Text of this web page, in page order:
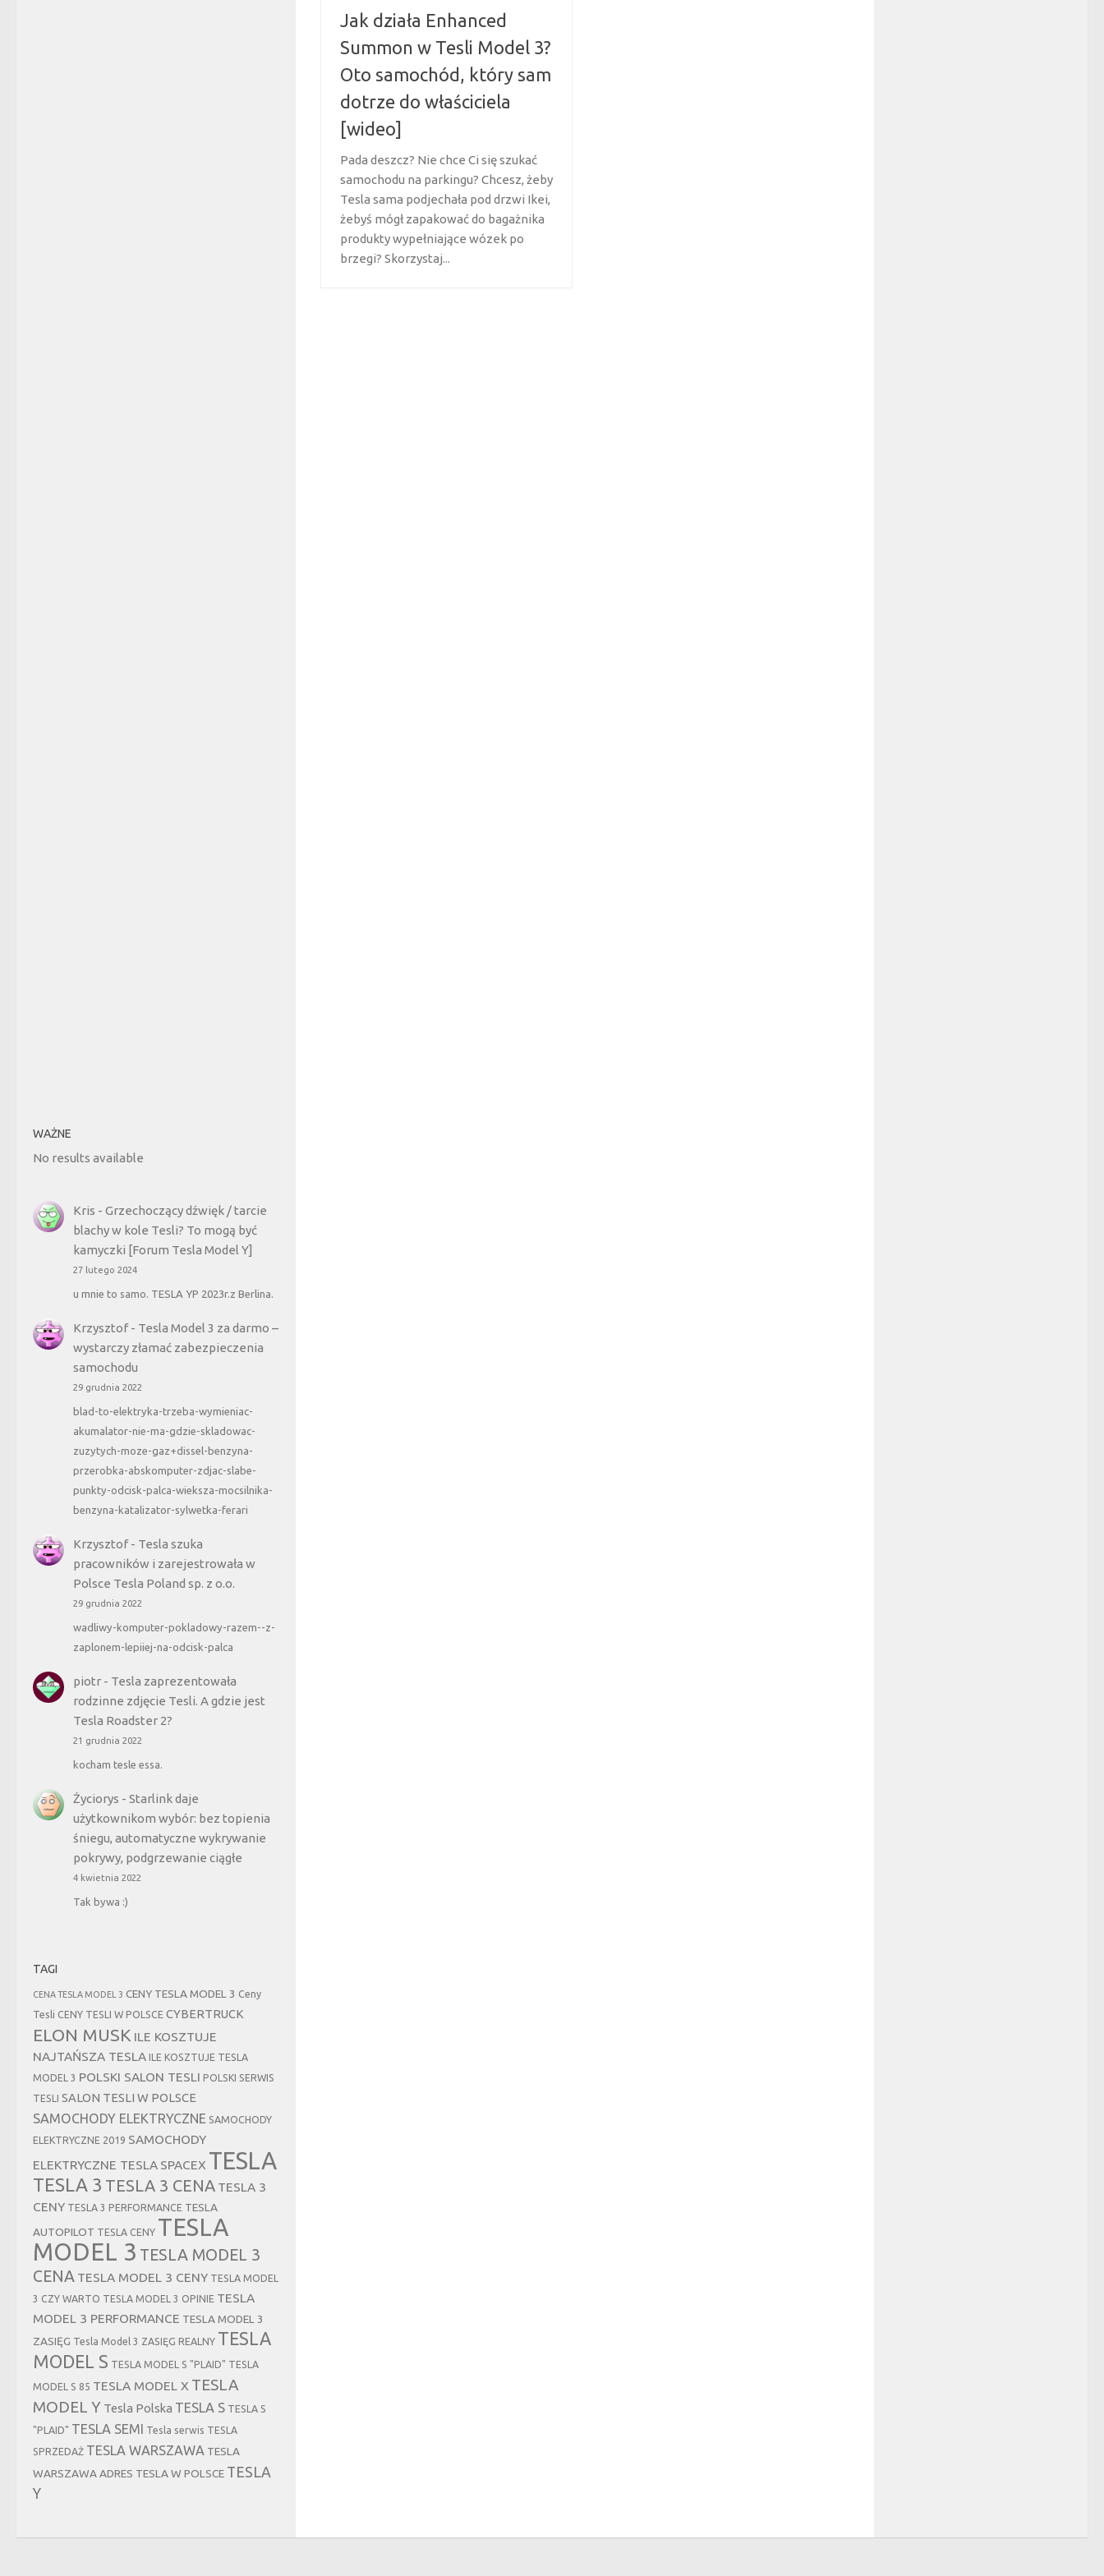
Jak działa Enhanced
Summon w Tesli Model 3?
Oto samochód, który sam
dotrze do właściciela
[wideo]
Pada deszcz? Nie chce Ci się szukać
samochodu na parkingu? Chcesz, żeby
Tesla sama podjechała pod drzwi Ikei,
żebyś mógł zapakować do bagażnika
produkty wypełniające wózek po
brzegi? Skorzystaj...
WAŻNE
No results available
Kris - Grzechoczący dźwięk / tarcie
blachy w kole Tesli? To mogą być
kamyczki [Forum Tesla Model Y]
27 lutego 2024
u mnie to samo. TESLA YP 2023r.z Berlina.
Krzysztof- Tesla Model 3 za darmo –
wystarczy złamać zabezpieczenia
samochodu
29 grudnia 2022
blad-to-elektryka-trzeba-wymieniac-
akumalator-nie-ma-gdzie-skladowac-
zuzytych-moze-gaz+dissel-benzyna-
przerobka-abskomputer-zdjac-slabe-
punkty-odcisk-palca-wieksza-mocsilnika-
benzyna-katalizator-sylwetka-ferari
Krzysztof- Tesla szuka
pracowników i zarejestrowała w
Polsce Tesla Poland sp. z o.o.
29 grudnia 2022
wadliwy-komputer-pokladowy-razem--z-
zaplonem-lepiiej-na-odcisk-palca
piotr- Tesla zaprezentowała
rodzinne zdjęcie Tesli. A gdzie jest
Tesla Roadster 2?
21 grudnia 2022
kocham tesle essa.
Życiorys - Starlink daje
użytkownikom wybór: bez topienia
śniegu, automatyczne wykrywanie
pokrywy, podgrzewanie ciągłe
4 kwietnia 2022
Tak bywa :)
TAGI
CENA TESLA MODEL 3 CENY TESLA MODEL 3 Ceny
Tesli CENY TESLI W POLSCE CYBERTRUCK
ELON MUSK ILE KOSZTUJE
NAJTAŃSZA TESLA
ILE KOSZTUJE TESLA
MODEL 3 POLSKI SALON TESLI POLSKI SERWIS
TESLI
SALON TESLI W POLSCE
SAMOCHODY ELEKTRYCZNE SAMOCHODY
ELEKTRYCZNE 2019 SAMOCHODY
ELEKTRYCZNE TESLA SPACEX TESLA
TESLA 3 TESLA 3 CENA TESLA 3
CENY TESLA 3 PERFORMANCE TESLA
AUTOPILOT TESLA CENY TESLA
MODEL 3 TESLA MODEL 3
CENA TESLA MODEL 3 CENY TESLA MODEL
3 CZY WARTO TESLA MODEL 3 OPINIE TESLA
MODEL 3 PERFORMANCE TESLA MODEL 3
ZASIĘG Tesla Model 3 ZASIĘG REALNY TESLA
MODEL S TESLA MODEL S "PLAID" TESLA
MODEL S 85 TESLA MODEL X TESLA
MODEL Y Tesla Polska TESLA S TESLA S
"PLAID" TESLA SEMI Tesla serwis TESLA
SPRZEDAŻ TESLA WARSZAWA TESLA
WARSZAWA ADRES TESLA W POLSCE TESLA
Y